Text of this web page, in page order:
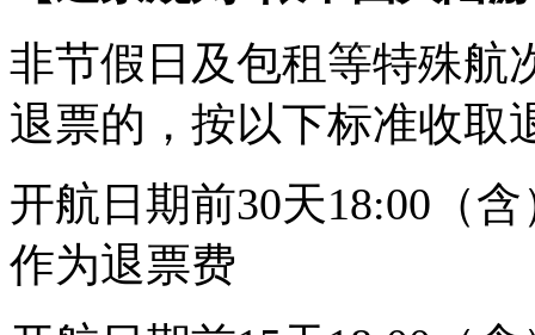
非节假日及包租等特殊航
退票的，按以下标准收取
开航日期前30天18:00（
作为退票费